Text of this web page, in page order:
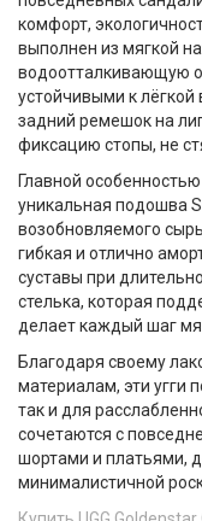
комфорт,
выполнен из мягкой
водоотталкивающую
устойчивыми к лёгкой
задний ремешок на
фиксацию стопы, не
Главной
уникальная подошва
возобновляемого
гибкая и отлично
суставы при
стелька, которая
делает каждый шаг
Благодаря своему
материалам, эти угги
так и для
сочетаются с
шортами и платьями,
минималистичной